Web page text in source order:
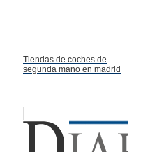
Tiendas de coches de
segunda mano en madrid